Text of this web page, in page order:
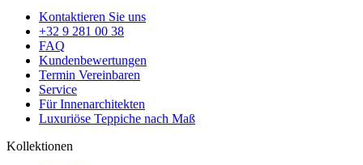
Kontaktieren Sie uns
+32 9 281 00 38
FAQ
Kundenbewertungen
Termin Vereinbaren
Service
Für Innenarchitekten
Luxuriöse Teppiche nach Maß
Kollektionen